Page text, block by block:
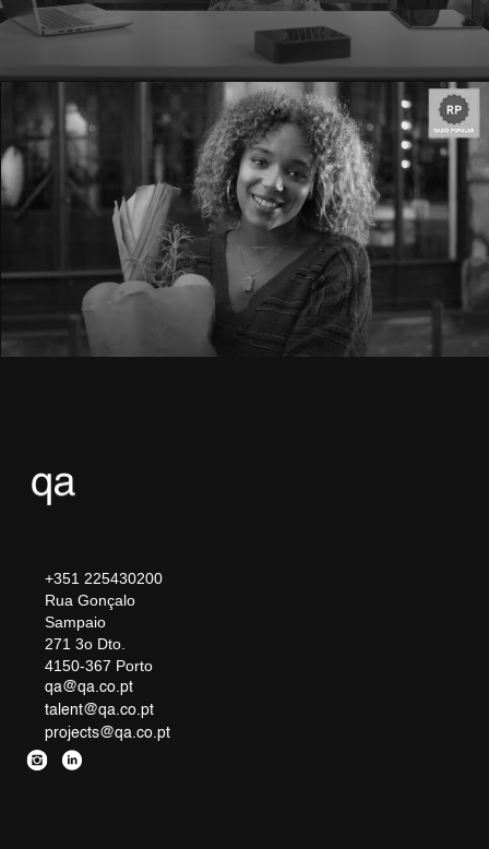
+351 225430200
Rua Gonçalo
Sampaio
271 3o Dto.
4150-367 Porto
qa@qa.co.pt
talent@qa.co.pt
projects@qa.co.pt